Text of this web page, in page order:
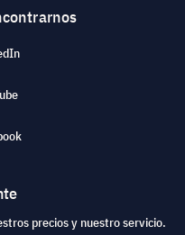
precios y nuestro servicio.